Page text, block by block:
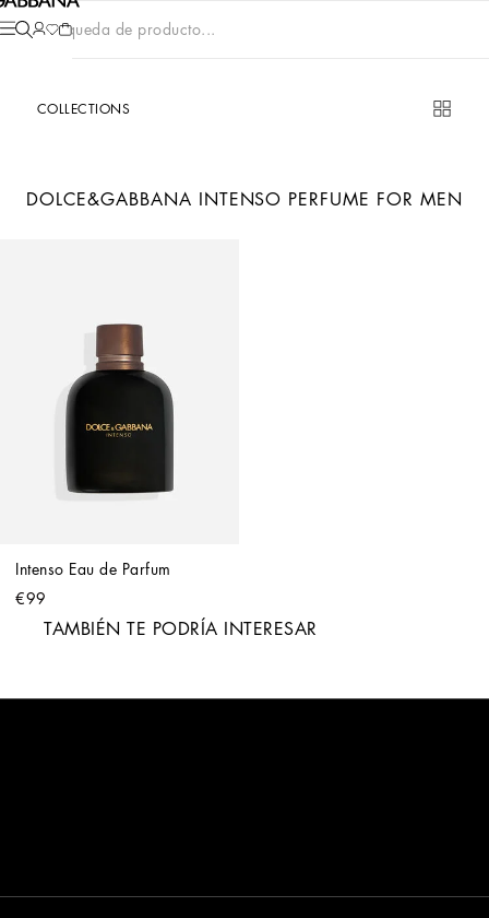
Búsqueda de producto...
COLLECTIONS
DOLCE&GABBANA INTENSO PERFUME FOR MEN
Intenso Eau de Parfum
€99
TAMBIÉN TE PODRÍA INTERESAR